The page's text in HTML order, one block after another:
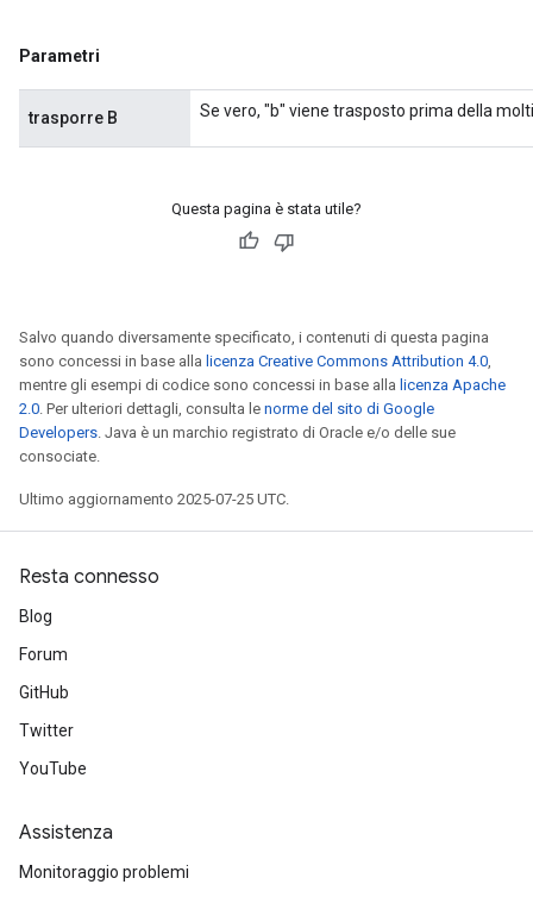
Parametri
trasporre B Se vero, "b" viene trasposto prima della
Questa pagina è stata utile?
Salvo quando diversamente specificato, i contenuti di questa pagina
sono concessi in base alla licenza Creative Commons Attribution 4.0,
mentre gli esempi di codice sono concessi in base alla licenza Apache
2.0. Per ulteriori dettagli, consulta le norme del sito di Google
Developers. Java è un marchio registrato di Oracle e/o delle sue
consociate.
Ultimo aggiornamento 2025-07-25 UTC.
Resta connesso
Blog
Forum
GitHub
Twitter
YouTube
Assistenza
Monitoraggio problemi